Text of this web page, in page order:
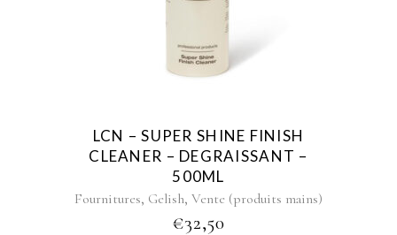
LCN – SUPER SHINE FINISH
CLEANER – DEGRAISSANT –
500ML
Fournitures, Gelish, Vente (produits mains)
€32,50